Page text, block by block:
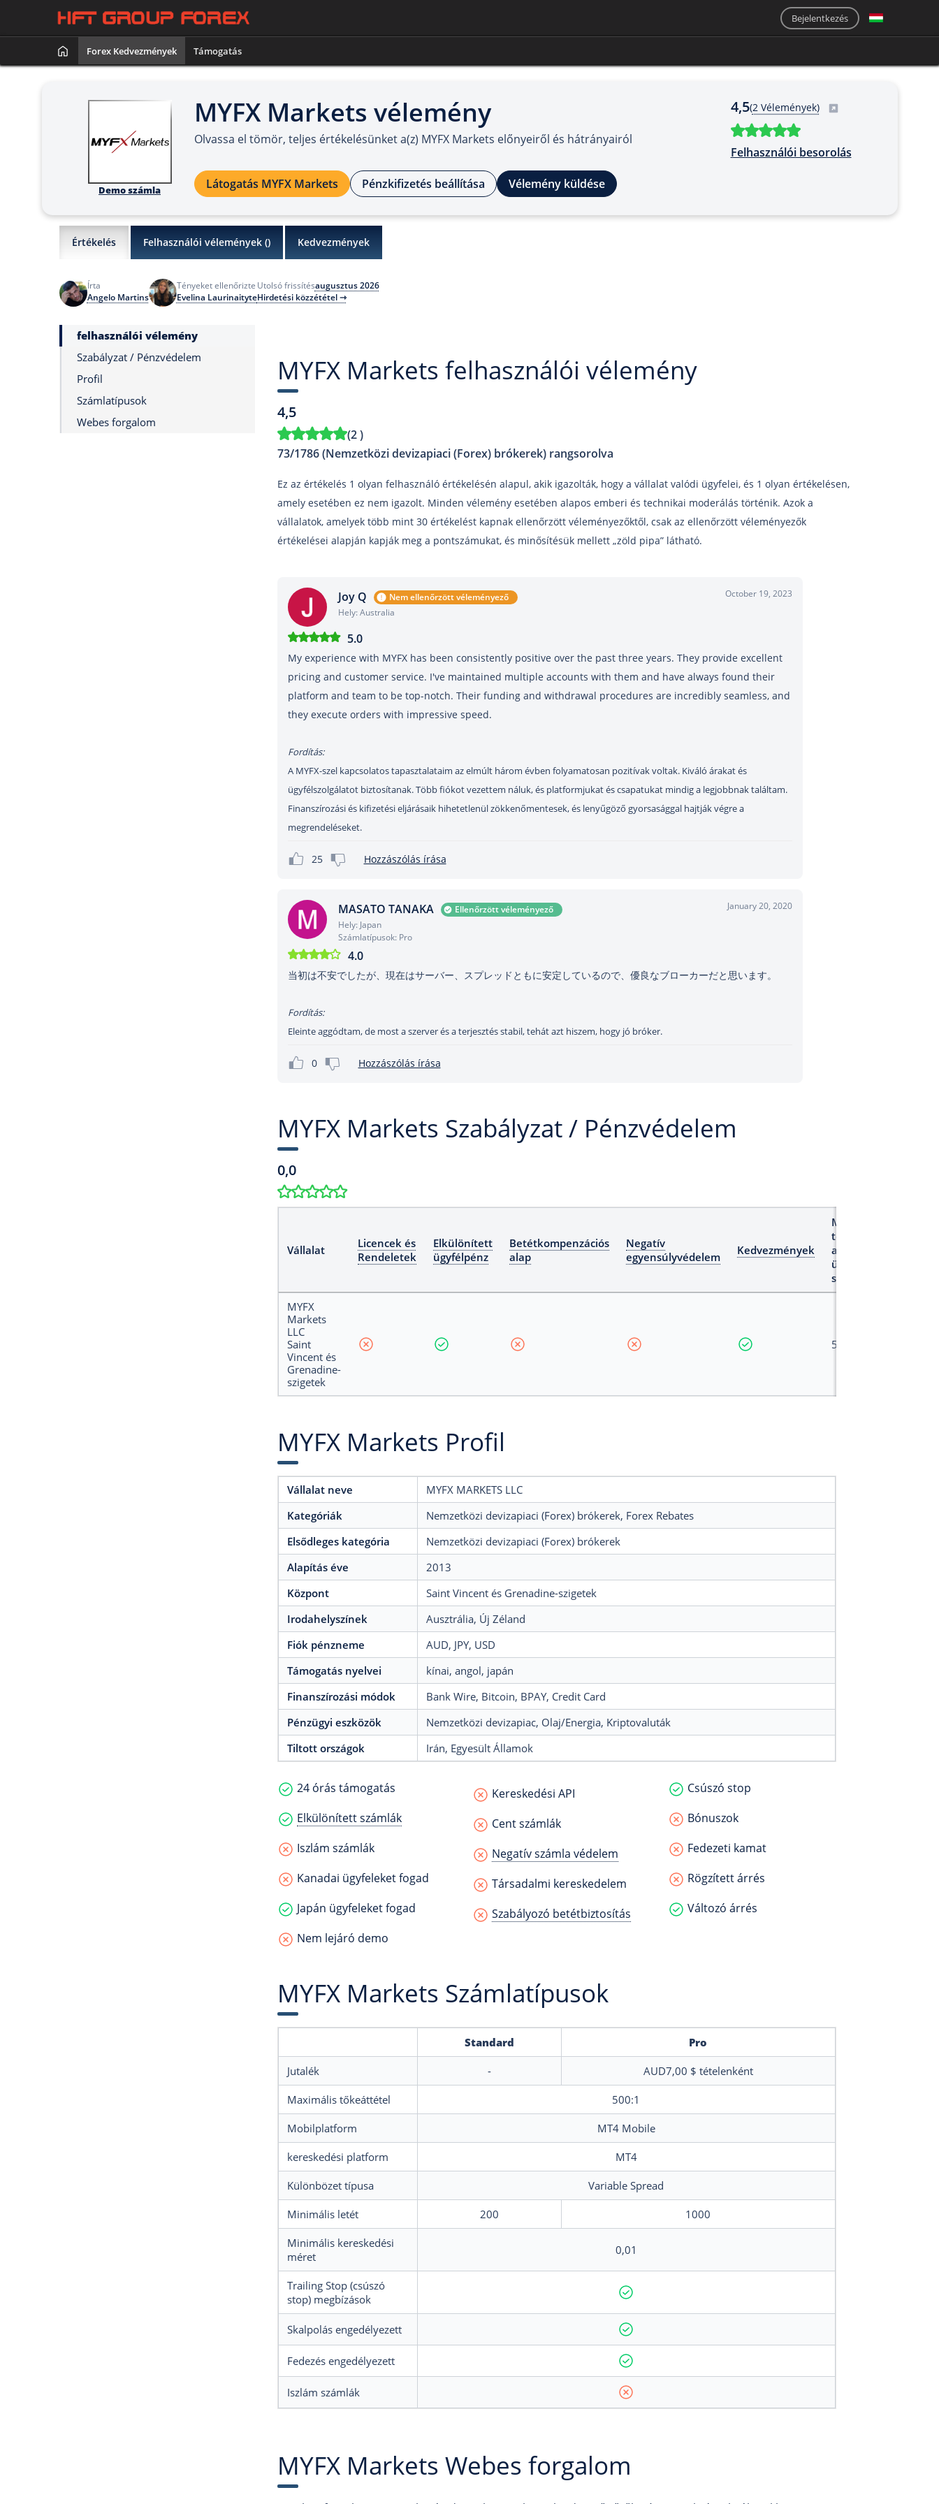
Bejelentkezés
Forex Kedvezmények Támogatás
Demo számla
MYFX Markets vélemény
Olvassa el tömör, teljes értékelésünket a(z) MYFX Markets előnyeiről és hátrányairól
4,5(2 Vélemények)
Felhasználói besorolás
Látogatás MYFX Markets Pénzkifizetés beállítása Vélemény küldése
Értékelés Felhasználói vélemények () Kedvezmények
Írta
Angelo Martins
Tényeket ellenőrizte
Evelina Laurinaityte
Utolsó frissítésaugusztus 2026
Hirdetési közzététel ⇾
felhasználói vélemény
Szabályzat / Pénzvédelem
Profil
Számlatípusok
Webes forgalom
MYFX Markets felhasználói vélemény
4,5
(2)
73/1786 (Nemzetközi devizapiaci (Forex) brókerek) rangsorolva
Ez az értékelés 1 olyan felhasználó értékelésén alapul, akik igazolták, hogy a vállalat valódi ügyfelei, és 1 olyan értékelésen,
amely esetében ez nem igazolt. Minden vélemény esetében alapos emberi és technikai moderálás történik. Azok a
vállalatok, amelyek több mint 30 értékelést kapnak ellenőrzött véleményezőktől, csak az ellenőrzött véleményezők
értékelései alapján kapják meg a pontszámukat, és minősítésük mellett „zöld pipa” látható.
Joy Q
Nem ellenőrzött véleményező
Hely: Australia
October 19, 2023
5.0
My experience with MYFX has been consistently positive over the past three years. They provide excellent
pricing and customer service. I've maintained multiple accounts with them and have always found their
platform and team to be top-notch. Their funding and withdrawal procedures are incredibly seamless, and
they execute orders with impressive speed.
Fordítás:
A MYFX-szel kapcsolatos tapasztalataim az elmúlt három évben folyamatosan pozitívak voltak. Kiváló árakat és
ügyfélszolgálatot biztosítanak. Több fiókot vezettem náluk, és platformjukat és csapatukat mindig a legjobbnak találtam.
Finanszírozási és kifizetési eljárásaik hihetetlenül zökkenőmentesek, és lenyűgöző gyorsasággal hajtják végre a
megrendeléseket.
25 Hozzászólás írása
MASATO TANAKA
Ellenőrzött véleményező
Hely: Japan
Számlatípusok: Pro
January 20, 2020
4.0
当初は不安でしたが、現在はサーバー、スプレッドともに安定しているので、優良なブローカーだと思います。
Fordítás:
Eleinte aggódtam, de most a szerver és a terjesztés stabil, tehát azt hiszem, hogy jó bróker.
0 Hozzászólás írása
MYFX Markets Szabályzat / Pénzvédelem
0,0
Vállalat
Licencek és
Rendeletek
Elkülönített
ügyfélpénz
Betétkompenzációs
alap
Negatív
egyensúlyvédelem
Kedvezmények
Maximális
tőkeáttétel
a lakossági
ügyfelek
számára
MYFX
Markets
LLC
Saint
Vincent és
Grenadine-
szigetek
500 : 1
MYFX Markets Profil
Vállalat neve
MYFX MARKETS LLC
Kategóriák
Nemzetközi devizapiaci (Forex) brókerek, Forex Rebates
Elsődleges kategória
Nemzetközi devizapiaci (Forex) brókerek
Alapítás éve
2013
Központ
Saint Vincent és Grenadine-szigetek
Irodahelyszínek
Ausztrália, Új Zéland
Fiók pénzneme
AUD, JPY, USD
Támogatás nyelvei
kínai, angol, japán
Finanszírozási módok
Bank Wire, Bitcoin, BPAY, Credit Card
Pénzügyi eszközök
Nemzetközi devizapiac, Olaj/Energia, Kriptovaluták
Tiltott országok
Irán, Egyesült Államok
24 órás támogatás
Elkülönített számlák
Iszlám számlák
Kanadai ügyfeleket fogad
Japán ügyfeleket fogad
Nem lejáró demo
Kereskedési API
Cent számlák
Negatív számla védelem
Társadalmi kereskedelem
Szabályozó betétbiztosítás
Csúszó stop
Bónuszok
Fedezeti kamat
Rögzített árrés
Változó árrés
MYFX Markets Számlatípusok
Standard Pro
Jutalék - AUD7,00 $ tételenként
Maximális tőkeáttétel 500:1
Mobilplatform MT4 Mobile
kereskedési platform MT4
Különbözet típusa Variable Spread
Minimális letét 200 1000
Minimális kereskedési
méret
0,01
Trailing Stop (csúszó
stop) megbízások
Skalpolás engedélyezett
Fedezés engedélyezett
Iszlám számlák
MYFX Markets Webes forgalom